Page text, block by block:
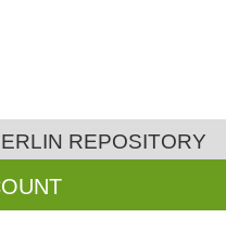
REPOSITORY